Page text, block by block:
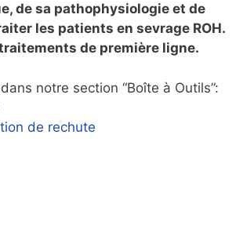
de sa pathophysiologie et de
les patients en sevrage ROH.
de première ligne.
notre section “Boîte à Outils”:
de rechute